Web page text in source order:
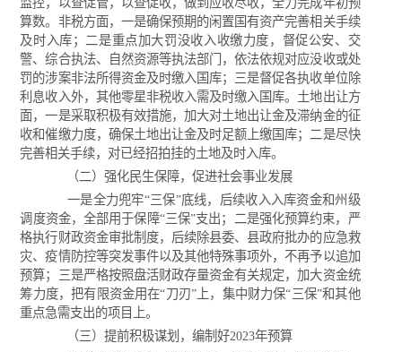
算数。非税方面，一是确保预期的闲置国有资产完善相关手续
及时入库；二是重点加大罚没收入收缴力度，督促公安、交
警、综合执法、自然资源等执法部门，依法依规对应没收或处
罚的涉案非法所得资金及时缴入国库；三是督促各执收单位除
利息收入外，其他零星非税收入需及时缴入国库。土地出让方
面，一是采取积极有效措施，加大对土地出让金及滞纳金的征
收和催缴力度，确保土地出让金及时足额上缴国库；二是尽快
完善相关手续，对已经招拍挂的土地及时入库。
（二）强化民生保障，促进社会事业发展
一是全力兜牢“三保”底线，后续收入入库资金和州级
调度资金，全部用于保障“三保”支出；二是强化预算约束，严
格执行财政资金审批制度，后续除县委、县政府批办的应急救
灾、疫情防控等突发事件以及其他特殊事项外，不再予以追加
预算；三是严格按照盘活财政存量资金有关规定，加大资金统
筹力度，把有限资金用在“刀刃”上，集中财力保“三保”和其他
重点急需支出的项目上。
（三）提前积极谋划，编制好2023年预算